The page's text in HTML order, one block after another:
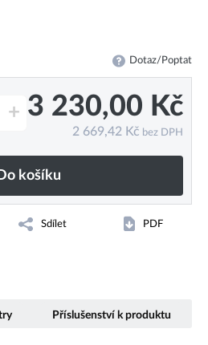
Dotaz/Poptat
+ 3 230,00 Kč
2 669,42 Kč bez DPH
košíku
Sdílet PDF
Příslušenství k produktu